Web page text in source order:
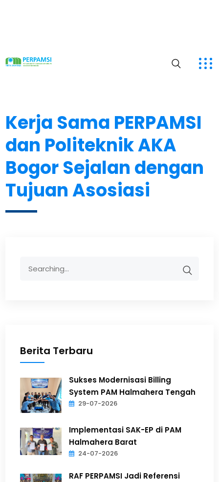
Kerja Sama PERPAMSI
dan Politeknik AKA
Bogor Sejalan dengan
Tujuan Asosiasi
Berita Terbaru
Sukses Modernisasi Billing
System PAM Halmahera Tengah
29-07-2026
Implementasi SAK-EP di PAM
Halmahera Barat
24-07-2026
RAF PERPAMSI Jadi Referensi